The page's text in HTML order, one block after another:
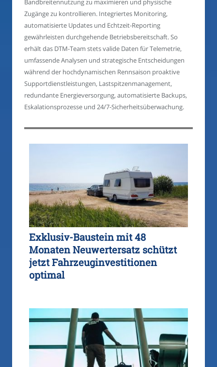
Bandbreitennutzung zu maximieren und physische
Zugänge zu kontrollieren. Integriertes Monitoring,
automatisierte Updates und Echtzeit-Reporting
gewährleisten durchgehende Betriebsbereitschaft. So
erhält das DTM-Team stets valide Daten für Telemetrie,
umfassende Analysen und strategische Entscheidungen
während der hochdynamischen Rennsaison proaktive
Supportdienstleistungen, Lastspitzenmanagement,
redundante Energieversorgung, automatisierte Backups,
Eskalationsprozesse und 24/7-Sicherheitsüberwachung.
Exklusiv-Baustein mit 48
Monaten Neuwertersatz schützt
jetzt Fahrzeuginvestitionen
optimal